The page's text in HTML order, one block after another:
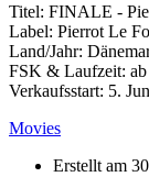
Titel: FINALE -
Label: Pierrot Le
Land/Jahr:
FSK & Laufzeit:
Verkaufsstart: 5.
Movies
Erstellt am